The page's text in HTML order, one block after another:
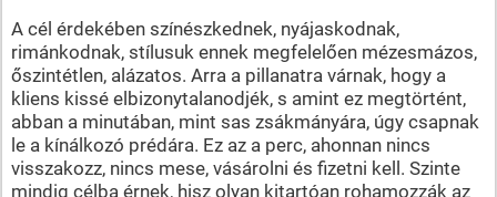
A cél érdekében színészkednek, nyájaskodnak,
rimánkodnak, stílusuk ennek megfelelően mézesmázos,
őszintétlen, alázatos. Arra a pillanatra várnak, hogy a
kliens kissé elbizonytalanodjék, s amint ez megtörtént,
abban a minutában, mint sas zsákmányára, úgy csapnak
le a kínálkozó prédára. Ez az a perc, ahonnan nincs
visszakozz, nincs mese, vásárolni és fizetni kell. Szinte
mindig célba érnek, hisz olyan kitartóan rohamozzák az